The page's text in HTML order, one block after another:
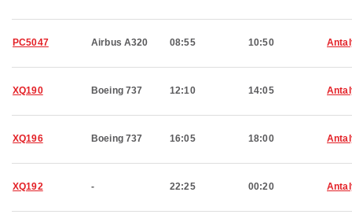
PC5047 Airbus A320 08:55 10:50
XQ190 Boeing 737 12:10 14:05
XQ196 Boeing 737 16:05 18:00
XQ192 - 22:25 00:20